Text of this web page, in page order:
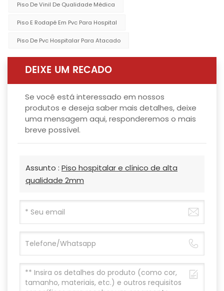
Piso De Vinil De Qualidade Médica
Piso E Rodapé Em Pvc Para Hospital
Piso De Pvc Hospitalar Para Atacado
DEIXE UM RECADO
Se você está interessado em nossos
produtos e deseja saber mais detalhes, deixe
uma mensagem aqui, responderemos o mais
breve possível.
Assunto : Piso hospitalar e clínico de alta
qualidade 2mm